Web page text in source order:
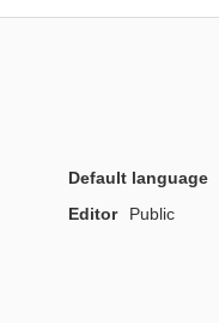
Default language
Editor
Public